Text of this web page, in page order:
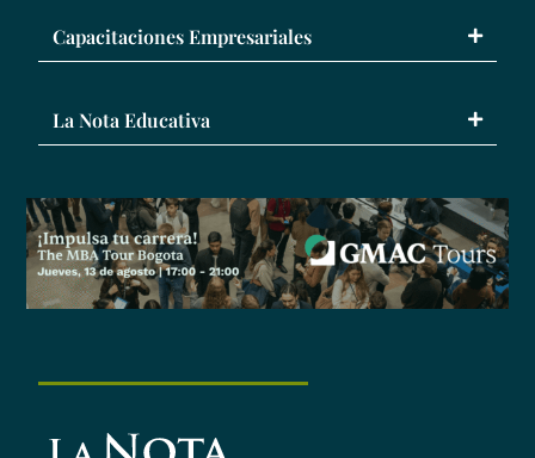
Capacitaciones Empresariales
La Nota Educativa